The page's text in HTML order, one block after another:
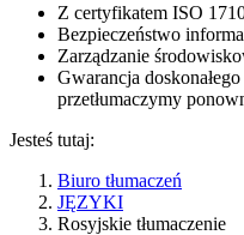
Z certyfikatem ISO
Bezpieczeństwo
Zarządzanie
Gwarancja
przetłumaczymy
Jesteś tutaj:
Biuro tłumaczeń
JĘZYKI
Rosyjskie tłumaczenie